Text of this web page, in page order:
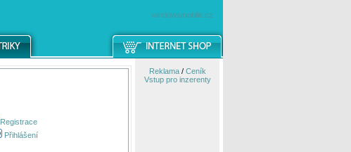
windowsmobile.cz
Registrace
Přihlášení
Reklama/ Ceník
Vstup pro inzerenty